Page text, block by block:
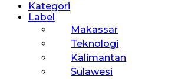
Kategori
Label
Makassar
Teknologi
Kalimantan
Sulawesi